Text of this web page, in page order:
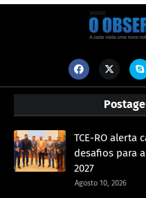
TCE-RO alerta
desafios para
2027
Agosto 10, 2026